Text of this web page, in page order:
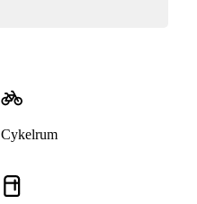
Cykelrum